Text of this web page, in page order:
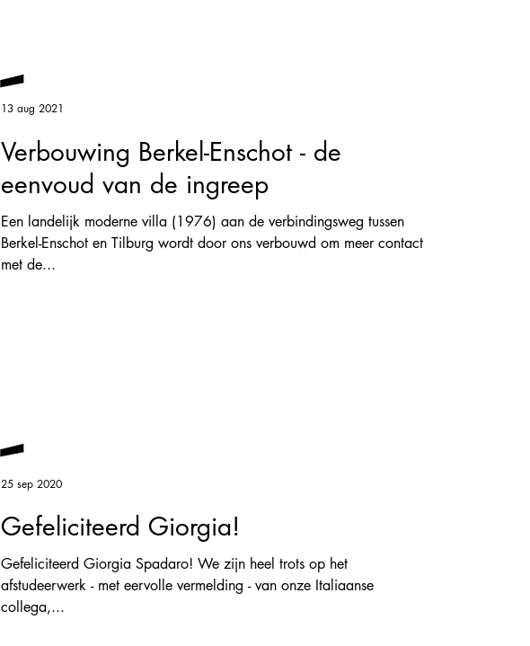
Verbouwing Berkel-Enschot - de
eenvoud van de ingreep
Een landelijk moderne villa (1976) aan de verbindingsweg tussen
Berkel-Enschot en Tilburg wordt door ons verbouwd om meer contact
met de...
13 aug 2021
Gefeliciteerd Giorgia!
Gefeliciteerd Giorgia Spadaro! We zijn heel trots op het
afstudeerwerk - met eervolle vermelding - van onze Italiaanse
collega,...
25 sep 2020